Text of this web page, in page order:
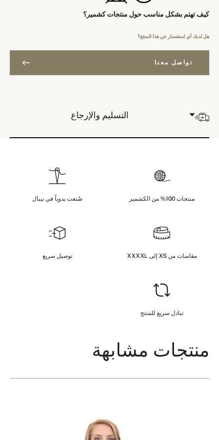
كيف تهتم بشكل مناسب حول منتجات كشمير؟
هل لديك أي استفسار عن هذا المنتج؟
تواصل معنا
التسليم والإرجاع
منتجات 100% من الكشمير صُنعت يدوياً في نيبال
مقاسات من XS إلى XXXXL توصيل سريع
تبادل سريع للمنتج
منتجات مشابهة